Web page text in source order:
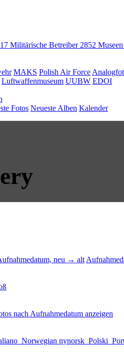
Militärische Betreiber 2852 Museen
MAKS Polish Air Force
Luftwaffenmuseum UUBW EDOI
Fotos Neueste Alben Kalender
neu → alt
nach Aufnahmedatum anzeigen
Norwegian nynorsk Polski